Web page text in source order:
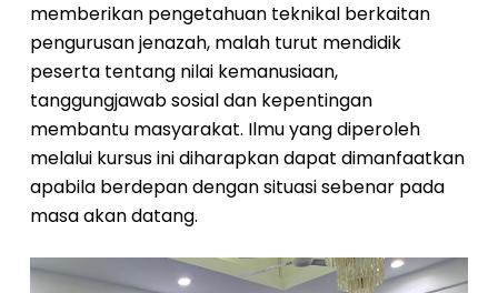
memberikan pengetahuan teknikal berkaitan
pengurusan jenazah, malah turut mendidik
peserta tentang nilai kemanusiaan,
tanggungjawab sosial dan kepentingan
membantu masyarakat. Ilmu yang diperoleh
melalui kursus ini diharapkan dapat dimanfaatkan
apabila berdepan dengan situasi sebenar pada
masa akan datang.